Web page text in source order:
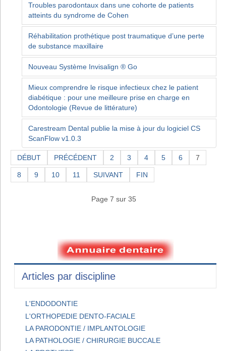
Troubles parodontaux dans une cohorte de patients
atteints du syndrome de Cohen
Réhabilitation prothétique post traumatique d’une perte
de substance maxillaire
Nouveau Système Invisalign ® Go
Mieux comprendre le risque infectieux chez le patient
diabétique : pour une meilleure prise en charge en
Odontologie (Revue de littérature)
Carestream Dental publie la mise à jour du logiciel CS
ScanFlow v1.0.3
DÉBUT PRÉCÉDENT 2 3 4 5 6 7
8 9 10 11 SUIVANT FIN
Page 7 sur 35
Articles par discipline
L'ENDODONTIE
L'ORTHOPEDIE DENTO-FACIALE
LA PARODONTIE / IMPLANTOLOGIE
LA PATHOLOGIE / CHIRURGIE BUCCALE